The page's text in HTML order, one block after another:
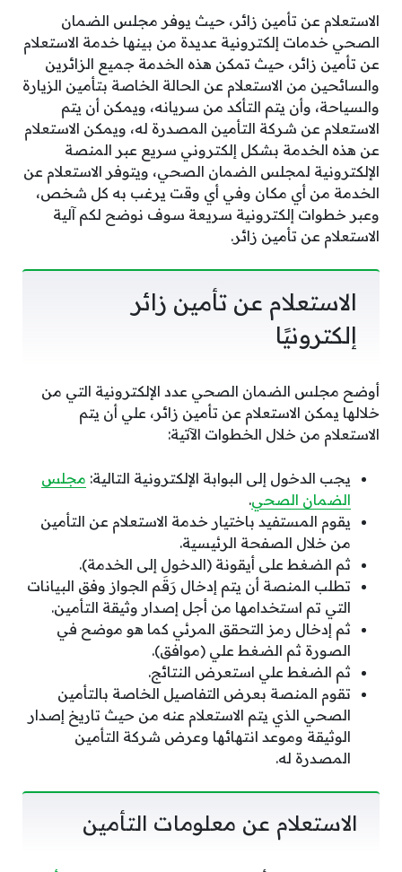
الاستعلام عن تأمين زائر، حيث يوفر مجلس الضمان
الصحي خدمات إلكترونية عديدة من بينها خدمة الاستعلام
عن تأمين زائر، حيث تمكن هذه الخدمة جميع الزائرين
والسائحين من الاستعلام عن الحالة الخاصة بتأمين الزيارة
والسياحة، وأن يتم التأكد من سريانه، ويمكن أن يتم
الاستعلام عن شركة التأمين المصدرة له، ويمكن الاستعلام
عن هذه الخدمة بشكل إلكتروني سريع عبر المنصة
الإلكترونية لمجلس الضمان الصحي، ويتوفر الاستعلام عن
الخدمة من أي مكان وفي أي وقت يرغب به كل شخص،
وعبر خطوات إلكترونية سريعة سوف نوضح لكم آلية
الاستعلام عن تأمين زائر.
الاستعلام عن تأمين زائر
إلكترونيًا
أوضح مجلس الضمان الصحي عدد الإلكترونية التي من
خلالها يمكن الاستعلام عن تأمين زائر، علي أن يتم
الاستعلام من خلال الخطوات الآتية:
يجب الدخول إلى البوابة الإلكترونية التالية: مجلس
الضمان الصحي.
يقوم المستفيد باختيار خدمة الاستعلام عن التأمين
من خلال الصفحة الرئيسية.
ثم الضغط على أيقونة (الدخول إلى الخدمة).
تطلب المنصة أن يتم إدخال رَقَم الجواز وفق البيانات
التي تم استخدامها من أجل إصدار وثيقة التأمين.
ثم إدخال رمز التحقق المرئي كما هو موضح في
الصورة ثم الضغط علي (موافق).
ثم الضغط علي استعرض النتائج.
تقوم المنصة بعرض التفاصيل الخاصة بالتأمين
الصحي الذي يتم الاستعلام عنه من حيث تاريخ إصدار
الوثيقة وموعد انتهائها وعرض شركة التأمين
المصدرة له.
الاستعلام عن معلومات التأمين